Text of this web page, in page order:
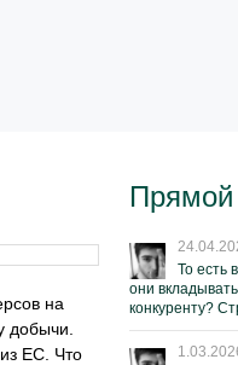
на
добычи.
ЕС. Что
То есть
они
конкуренту?